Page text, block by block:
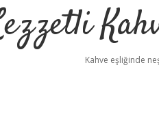
Kahve eşliğinde